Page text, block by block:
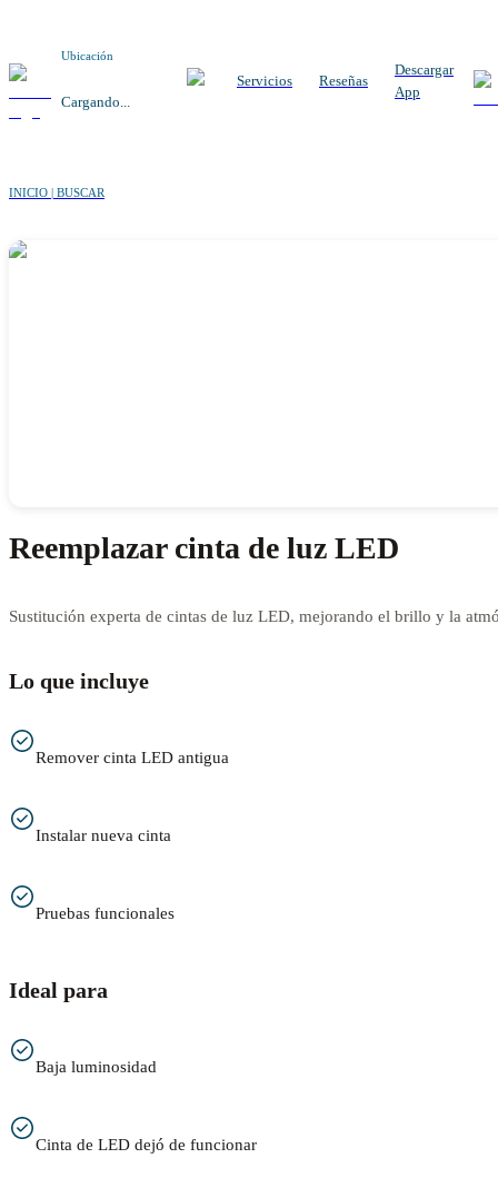
Ubicación
Cargando...
Servicios Reseñas
Descargar
App
INICIO | BUSCAR
Reemplazar cinta de luz LED
Sustitución experta de cintas de luz LED, mejorando el brillo y la
Lo que incluye
Remover cinta LED antigua
Instalar nueva cinta
Pruebas funcionales
Ideal para
Baja luminosidad
Cinta de LED dejó de funcionar